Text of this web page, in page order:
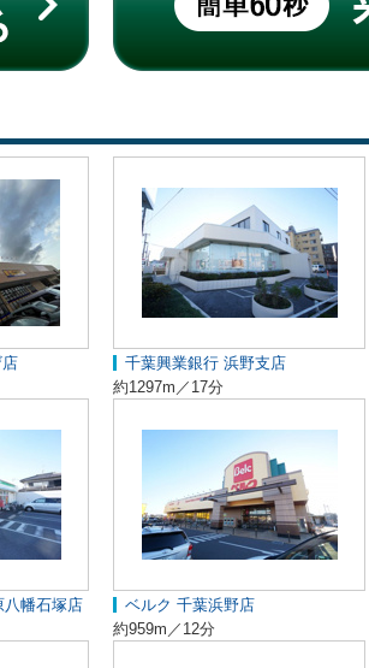
千葉興業銀行 浜野支店
約1297m／17分
八幡石塚店
ベルク 千葉浜野店
約959m／12分